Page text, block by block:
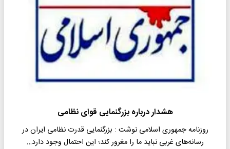
هشدار درباره بزرگنمایی قوای نظامی
روزنامه جمهوری اسلامی نوشت : بزرگنمایی قدرت نظامی ایران در
رسانه‌های غربی نباید ما را مغرور کند؛ این احتمال وجود دارد…